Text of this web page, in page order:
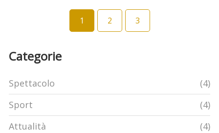
1 2 3
Categorie
Spettacolo
(4)
Sport
(4)
Attualità
(4)